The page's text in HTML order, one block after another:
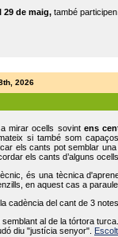
29 de maig, també
2026
mirar ocells sovint ens
si també som
els cants pot semblar
els cants d’alguns
és una tècnica
en aquest cas a
cadència del cant de 3
semblant al de la tórtora
diu "justícia senyor".